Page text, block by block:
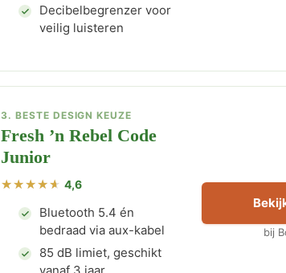
Decibelbegrenzer voor
veilig luisteren
3. BESTE DESIGN KEUZE
Fresh ’n Rebel Code
Junior
4,6
Bluetooth 5.4 én
bedraad via aux-kabel
85 dB limiet, geschikt
bij